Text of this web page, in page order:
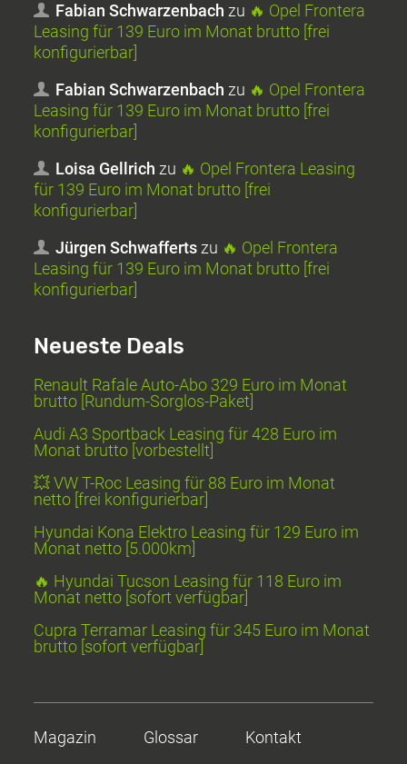
Fabian Schwarzenbach zu 🔥 Opel Frontera
Leasing für 139 Euro im Monat brutto [frei
konfigurierbar]
Fabian Schwarzenbach zu 🔥 Opel Frontera
Leasing für 139 Euro im Monat brutto [frei
konfigurierbar]
Loisa Gellrich zu 🔥 Opel Frontera Leasing
für 139 Euro im Monat brutto [frei
konfigurierbar]
Jürgen Schwafferts zu 🔥 Opel Frontera
Leasing für 139 Euro im Monat brutto [frei
konfigurierbar]
Neueste Deals
Renault Rafale Auto-Abo 329 Euro im Monat
brutto [Rundum-Sorglos-Paket]
Audi A3 Sportback Leasing für 428 Euro im
Monat brutto [vorbestellt]
💥 VW T-Roc Leasing für 88 Euro im Monat
netto [frei konfigurierbar]
Hyundai Kona Elektro Leasing für 129 Euro im
Monat netto [5.000km]
🔥 Hyundai Tucson Leasing für 118 Euro im
Monat netto [sofort verfügbar]
Cupra Terramar Leasing für 345 Euro im Monat
brutto [sofort verfügbar]
Magazin Glossar Kontakt